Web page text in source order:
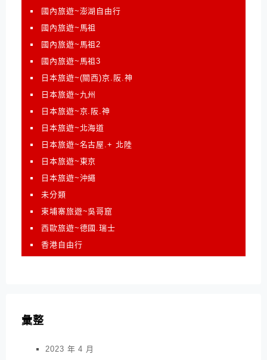
國內旅遊~澎湖自由行
國內旅遊~馬祖
國內旅遊~馬祖2
國內旅遊~馬祖3
日本旅遊~(關西)京.阪.神
日本旅遊~九州
日本旅遊~京.阪.神
日本旅遊~北海道
日本旅遊~名古屋.+ 北陸
日本旅遊~東京
日本旅遊~沖繩
未分類
柬埔寨旅遊~吳哥窟
西歐旅遊~德國.瑞士
香港自由行
彙整
2023 年 4 月